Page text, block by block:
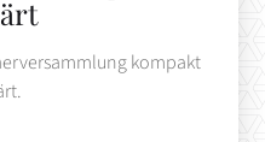
kompakt